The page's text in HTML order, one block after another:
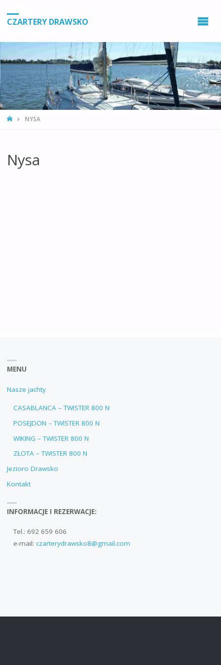
CZARTERY DRAWSKO
STRONA
NYSA
Nysa
MENU
Nasze jachty
CASABLANCA – TWISTER 800 N
POSEJDON – TWISTER 800 N
WIKING – TWISTER 800 N
ZŁOTA – TWISTER 800 N
Jezioro Drawsko
Kontakt
INFORMACJE I REZERWACJE:
Tel.: 692 659 606
e-mail: czarterydrawsko8@gmail.com